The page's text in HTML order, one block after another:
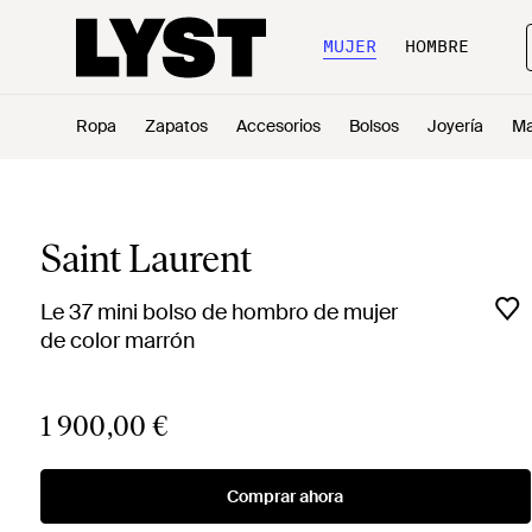
MUJER HOMBRE
Ropa Zapatos Accesorios Bolsos Joyería
Saint Laurent
Le 37 mini bolso de hombro de mujer
de color marrón
1 900,00 €
Comprar ahora